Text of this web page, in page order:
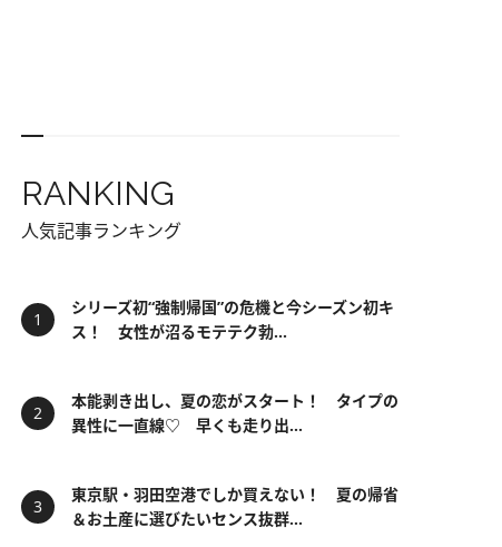
RANKING
人気記事ランキング
シリーズ初“強制帰国”の危機と今シーズン初キ
ス！ 女性が沼るモテテク勃...
本能剥き出し、夏の恋がスタート！ タイプの
異性に一直線♡ 早くも走り出...
東京駅・羽田空港でしか買えない！ 夏の帰省
＆お土産に選びたいセンス抜群...